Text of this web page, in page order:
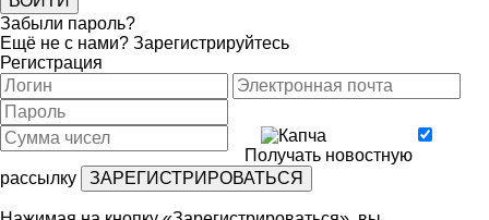
Забыли пароль?
Ещё не с нами? Зарегистрируйтесь
Регистрация
Получать новостную
рассылку